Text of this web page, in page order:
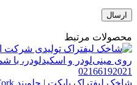
محصولات مرتبط